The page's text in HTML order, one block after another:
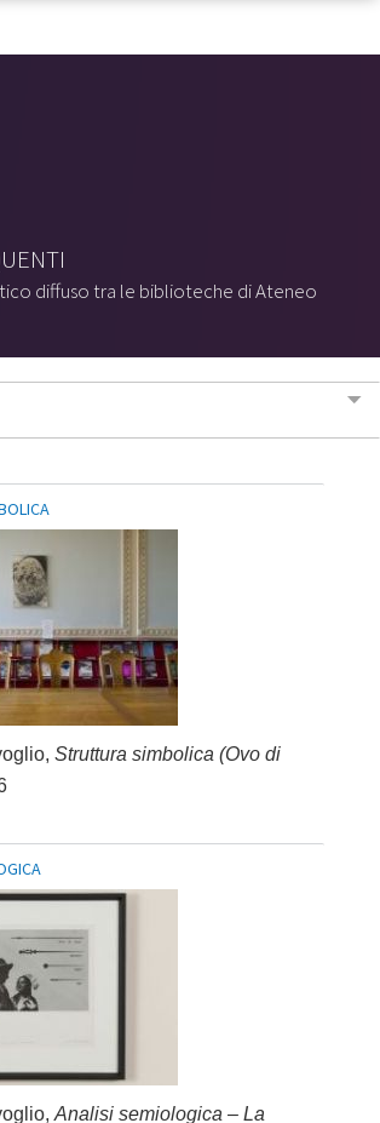
diffuso tra le biblioteche di Ateneo
Struttura simbolica (Ovo di
Analisi semiologica – La